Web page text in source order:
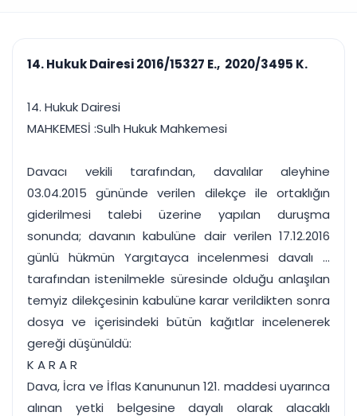
Duruşma ve görev
takvimi
Bildirim
takibi
UYAP & UETS entegrasyonundan finansa, hepsi bir arada.
Tüm özellikleri inceleyin Ücretsiz Başlayın
14. Hukuk Dairesi 2016/15327 E., 2020/3495 K.
14. Hukuk Dairesi
MAHKEMESİ :Sulh Hukuk Mahkemesi
Davacı vekili tarafından, davalılar aleyhine
03.04.2015 gününde verilen dilekçe ile ortaklığın
giderilmesi talebi üzerine yapılan duruşma
sonunda; davanın kabulüne dair verilen 17.12.2016
günlü hükmün Yargıtayca incelenmesi davalı ...
tarafından istenilmekle süresinde olduğu anlaşılan
temyiz dilekçesinin kabulüne karar verildikten sonra
dosya ve içerisindeki bütün kağıtlar incelenerek
gereği düşünüldü:
K A R A R
Dava, İcra ve İflas Kanununun 121. maddesi uyarınca
alınan yetki belgesine dayalı olarak alacaklı